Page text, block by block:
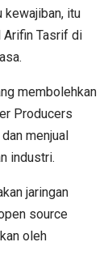
kewajiban, itu
Arifin Tasrif di
membolehkan
Producers
menjual
industri.
jaringan
source
oleh